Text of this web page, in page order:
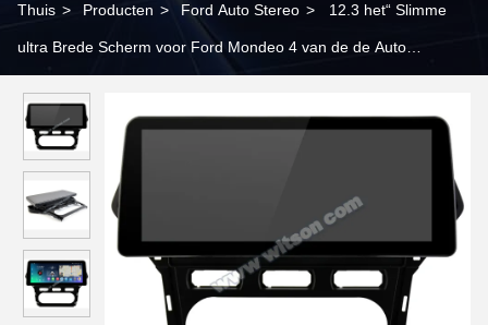
Thuis > Producten > Ford Auto Stereo > 12.3 het“ Slimme
ultra Brede Scherm voor Ford Mondeo 4 van de de Auto
verschillende media